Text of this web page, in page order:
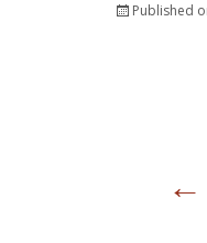
Published
←